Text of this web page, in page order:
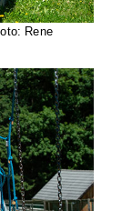
Rene